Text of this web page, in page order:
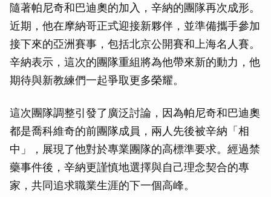
隨著帕尼奇和巴迪奧的加入，辛納的團隊再次成形。
近期，他在摩納哥正式迎接新夥伴，並準備攜手參加
接下來的亞洲賽事，包括北京公開賽和上海名人賽。
辛納表示，這次的團隊重組將為他帶來新的動力，他
期待與新教練們一起爭取更多榮耀。
這次團隊調整引發了廣泛討論，因為帕尼奇和巴迪奧
都是喬科維奇的前團隊成員，兩人先後被辛納「相
中」，展現了他對於專業團隊的高標準要求。經過禁
藥事件後，辛納更謹慎地選擇與自己理念契合的專
家，共同追求職業生涯的下一個高峰。